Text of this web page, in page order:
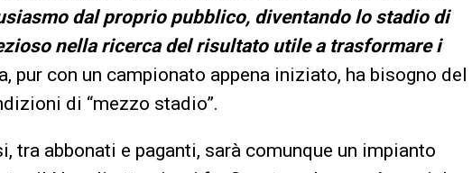
dal proprio pubblico, diventando lo stadio di
nella ricerca del risultato utile a trasformare i
pur con un campionato appena iniziato, ha bisogno del
di “mezzo stadio”.
tra abbonati e paganti, sarà comunque un impianto